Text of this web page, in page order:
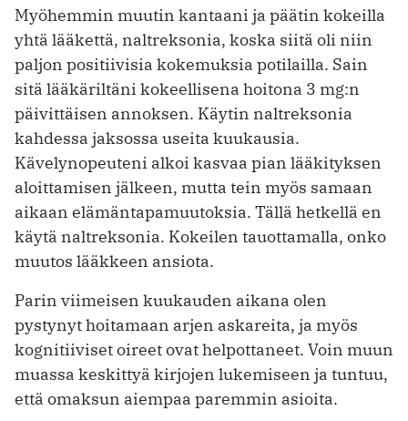
Myöhemmin muutin kantaani ja päätin kokeilla
yhtä lääkettä, nal­treksonia, koska siitä oli niin
paljon positiivisia kokemuksia potilailla. Sain
sitä lääkäriltäni kokeellisena hoitona 3 mg:n
päivittäisen annoksen. Käytin naltreksonia
kahdessa jaksossa useita kuukausia.
Kävelynopeuteni alkoi kasvaa pian lääkityksen
aloittamisen jälkeen, mutta tein myös samaan
aikaan elämäntapamuutoksia. Tällä hetkellä en
käytä naltreksonia. Kokeilen tauottamalla, onko
muutos lääkkeen ansiota.
Parin viimeisen kuukauden aikana olen
pystynyt hoitamaan arjen askareita, ja myös
kognitiiviset oireet ovat helpottaneet. Voin muun
muassa keskittyä kirjojen lukemiseen ja tuntuu,
että omaksun aiempaa paremmin asioita.